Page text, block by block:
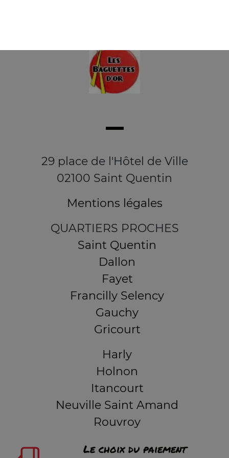
29 place de l'Hôtel de Ville
02100 Saint Quentin
Mentions légales
QUARTIERS PROCHES
Saint Quentin
Dallon
Fayet
Francilly Selency
Gauchy
Gricourt
Harly
Holnon
Itancourt
Neuville Saint Amand
Rouvroy
Le choix du paiement